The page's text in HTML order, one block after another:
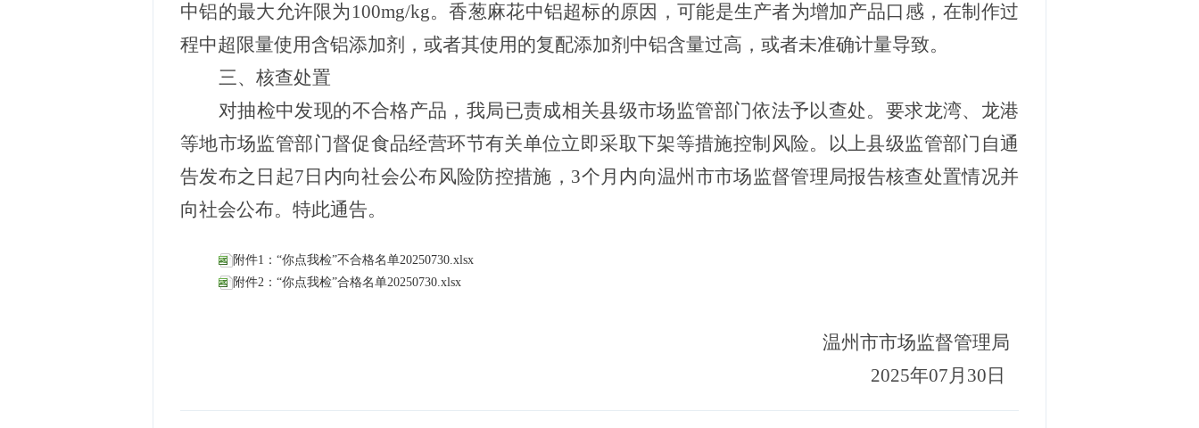
中铝的最大允许限为 100mg/kg。香葱麻花中铝超标的原因，可能是生产者为增加产品口感，在制作过
程中超限量使用含铝添加剂，或者其使用的复配添加剂中铝含量过高，或者未准确计量导致。
三、 核查处置
对抽检中发现的不合格产品， 我局已责成相关县级市场监管部门依法予以查处。要求龙湾、龙港
等地市场监管部门督促食品经营环节有关单位立即采取下架等措施控制风险。以上县级监管部门自通
告发布之日起7 日内向社会公布风险防控措施， 3个月内向温州市市场监督管理局报告核查处置情况并
向社会公布。特此通告。
附件1：“你点我检”不合格名单20250730.xlsx
附件2：“你点我检”合格名单20250730.xlsx
温州市市场监督管理局
2025年07月 30 日